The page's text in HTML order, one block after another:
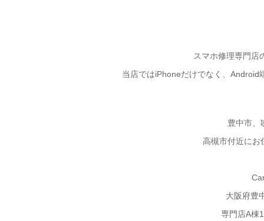
スマホ修理専門店
当店ではiPhoneだけでなく、Android
豊中市、
高槻市付近にお
大阪府豊
専門店A棟